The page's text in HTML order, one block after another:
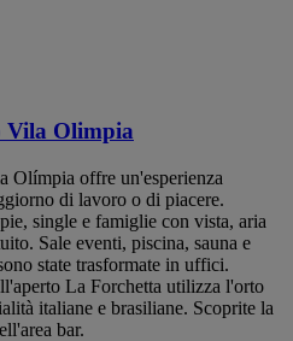
Vila Olimpia
Olímpia offre un'esperienza
di lavoro o di piacere.
single e famiglie con vista, aria
Sale eventi, piscina, sauna e
state trasformate in uffici.
La Forchetta utilizza l'orto
italiane e brasiliane. Scoprite la
bar.